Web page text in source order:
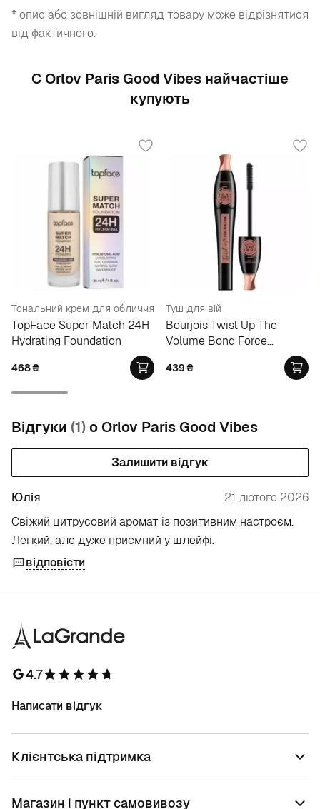
* опис або зовнішній вигляд товару може відрізнятися
від фактичного.
С Orlov Paris Good Vibes найчастіше
купують
Тональний крем для обличчя
TopFace Super Match 24H
Hydrating Foundation
468₴
Туш для вій
Bourjois Twist Up The
Volume Bond Force
439₴
Відгуки (1)о Orlov Paris Good Vibes
Залишити відгук
Юлія
21 лютого 2026
Свіжий цитрусовий аромат із позитивним настроєм.
Легкий, але дуже приємний у шлейфі.
відповісти
4.7
Написати відгук
Клієнтська підтримка
Магазин і пункт самовивозу